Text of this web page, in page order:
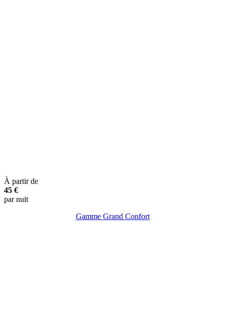
À partir de
45 €
par nuit
Gamme Grand Confort